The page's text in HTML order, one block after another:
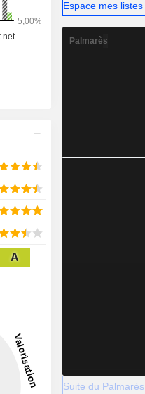
A
Espace mes listes
Palmarès
Suite du Palmarès